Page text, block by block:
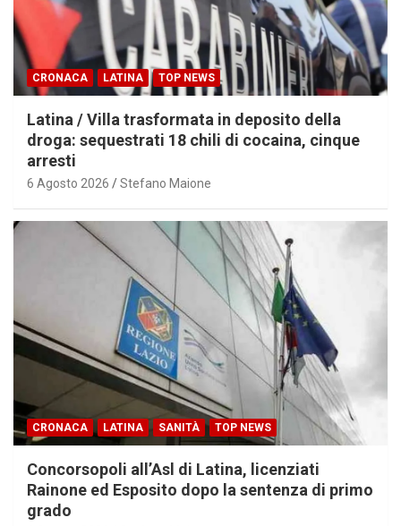
CRONACA LATINA TOP NEWS
Latina / Villa trasformata in deposito della
droga: sequestrati 18 chili di cocaina, cinque
arresti
6 Agosto 2026 Stefano Maione
CRONACA LATINA SANITÀ TOP NEWS
Concorsopoli all’Asl di Latina, licenziati
Rainone ed Esposito dopo la sentenza di primo
grado